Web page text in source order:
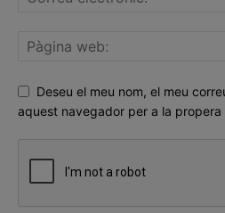
Deseu el meu nom, el meu
aquest navegador per a la